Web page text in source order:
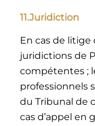
11.Juridiction
En cas de
juridictions de
compétentes ;
professionnels
du Tribunal de
cas d’appel en